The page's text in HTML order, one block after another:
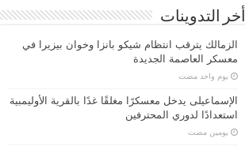
أخر التدوينات
الزمالك يترقب انتظام شيكو بانزا وخوان بيزيرا في
معسكر العاصمة الجديدة
‏يوم واحد مضت
الإسماعیلی یدخل معسكرًا مغلقًا غدًا بالقرية الأوليمبية
استعدادًا لدوري المحترفين
‏يومين مضت